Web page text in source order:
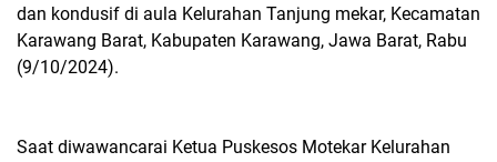
dan kondusif di aula Kelurahan Tanjung mekar, Kecamatan
Karawang Barat, Kabupaten Karawang, Jawa Barat, Rabu
(9/10/2024).
Saat diwawancarai Ketua Puskesos Motekar Kelurahan